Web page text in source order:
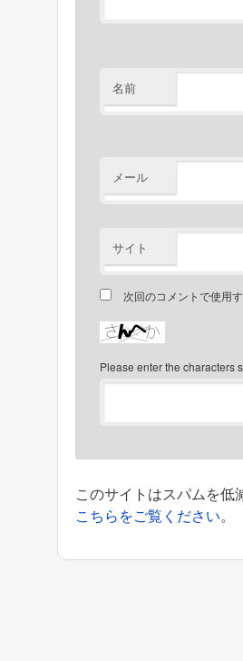
名前
メール
サイト
次回のコメントで使用
Please enter the characters
このサイトはスパムを低
こちらをご覧ください。